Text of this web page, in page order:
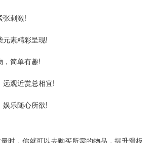
张刺激!
元素精彩呈现!
，简单有趣!
观近赏总相宜!
娱乐随心所欲!
时，你就可以去购买所需的物品，提升滑板